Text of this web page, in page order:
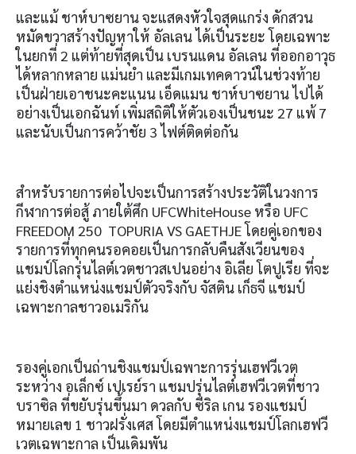
และแม้ ชาห์บาซยาน จะแสดงหัวใจสุดแกร่ง ดักสวน
หมัดขวาสร้างปัญหาให้ อัลเลน ได้เป็นระยะ โดยเฉพาะ
ในยกที่ 2 แต่ท้ายที่สุดเป็น เบรนแดน อัลเลน ที่ออกอาวุธ
ได้หลากหลาย แม่นยำ และมีเกมเทคดาวน์ในช่วงท้าย
เป็นฝ่ายเอาชนะคะแนน เอ็ดแมน ชาห์บาซยาน ไปได้
อย่างเป็นเอกฉันท์ เพิ่มสถิติให้ตัวเองเป็นชนะ 27 แพ้ 7
และนับเป็นการคว้าชัย 3 ไฟต์ติดต่อกัน
สำหรับรายการต่อไปจะเป็นการสร้างประวัติในวงการ
กีฬาการต่อสู้ ภายใต้ศึก UFCWhiteHouse หรือ UFC
FREEDOM 250 TOPURIA VS GAETHJE โดยคู่เอกของ
รายการที่ทุกคนรอคอยเป็นการกลับคืนสังเวียนของ
แชมป์โลกรุ่นไลต์เวตชาวสเปนอย่าง อิเลีย โตปูเรีย ที่จะ
แย่งชิงตำแหน่งแชมป์ตัวจริงกับ จัสติน เก็ธจี แชมป์
เฉพาะกาลชาวอเมริกัน
รองคู่เอกเป็นถ่านชิงแชมป์เฉพาะการรุ่นเฮฟวีเวต
ระหว่าง อเล็กซ์ เปเรย์รา แชมปรุ่นไลต์เฮฟวีเวตที่ชาว
บราซิล ที่ขยับรุ่นขึ้นมา ดวลกับ ซีริล เกน รองแชมป์
หมายเลข 1 ชาวฝรั่งเศส โดยมีตำแหน่งแชมป์โลกเฮฟวี
เวตเฉพาะกาล เป็นเดิมพัน